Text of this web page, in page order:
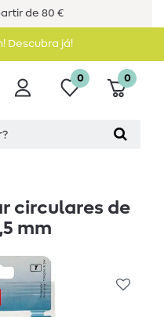
de 80 €
Descubra já!
0 0
circulares de
mm